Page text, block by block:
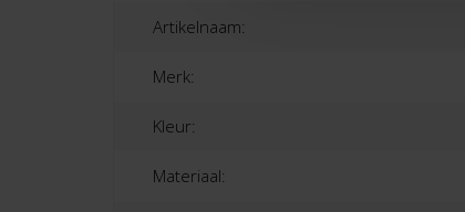
Artikelnaam:
Merk:
Kleur:
Materiaal: